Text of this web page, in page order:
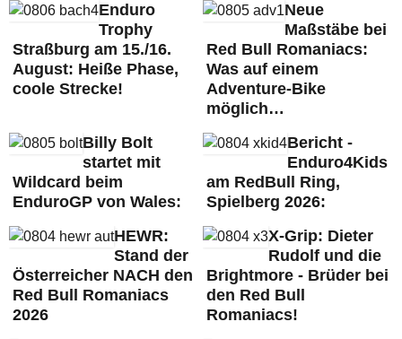
Enduro
Trophy
Straßburg am 15./16.
August: Heiße Phase,
coole Strecke!
Neue
Maßstäbe bei
Red Bull Romaniacs:
Was auf einem
Adventure-Bike
möglich…
Billy Bolt
startet mit
Wildcard beim
EnduroGP von Wales:
Bericht -
Enduro4Kids
am RedBull Ring,
Spielberg 2026:
HEWR:
Stand der
Österreicher NACH den
Red Bull Romaniacs
2026
X-Grip: Dieter
Rudolf und die
Brightmore - Brüder bei
den Red Bull
Romaniacs!